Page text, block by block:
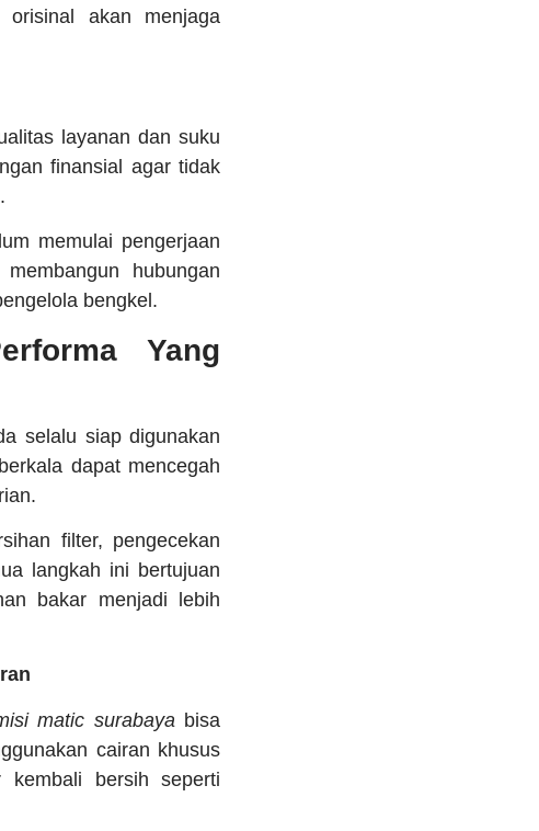
akan menjaga
layanan dan suku
finansial agar tidak
memulai pengerjaan
hubungan
bengkel.
Yang
selalu siap digunakan
dapat mencegah
filter, pengecekan
langkah ini bertujuan
bakar menjadi lebih
matic surabaya bisa
cairan khusus
kembali bersih seperti